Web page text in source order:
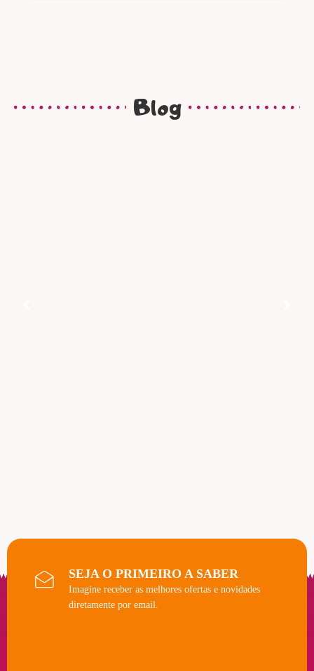
Blog
SEJA O PRIMEIRO A SABER
Imagine receber as melhores ofertas e novidades
diretamente por email.